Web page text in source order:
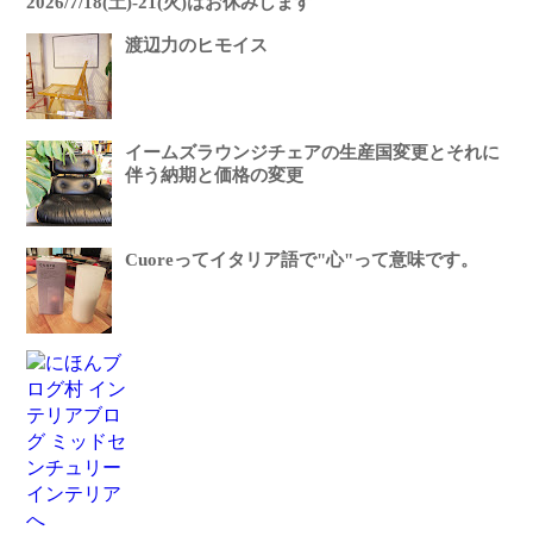
渡辺力のヒモイス
イームズラウンジチェアの生産国変更とそれに
伴う納期と価格の変更
Cuoreってイタリア語で"心"って意味です。